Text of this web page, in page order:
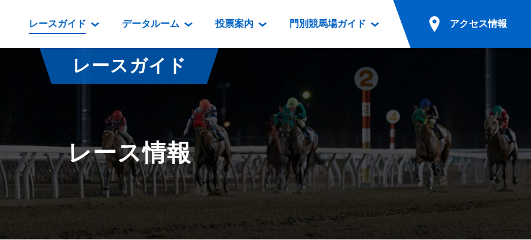
レースガイド
レース情報
払戻金一覧
騎手成績表
馬番成績表
オッズ
番組・級別表ダウンロード
開催カレンダー
重賞競走体系図
スタリオンシリーズ競走
道内の発売情報(PDF)
データルーム
データルーム
騎手・調教師紹介
坂路調教映像
遠征馬情報
番組編成要領
映像コンテンツ
重賞競走VTR
重賞競走参考VTR
レースダイジェスト
新馬ダイジェスト
投票案内
電話・インターネット投票
場外発売所
実況・テレホンサービス
発売・払戻
門別競馬場ガイド
門別競馬場情報
門別競馬場グルメ
とねっこジンギスカン
いずみ食堂
ルンビニフードカフェ
勝馬屋
アクセス情報
無料送迎バスでのご来場
公共の交通機関でのご来場
レースガイド
レース情報